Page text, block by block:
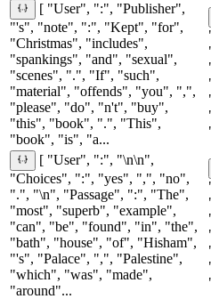
[ "User", ":", "Publisher",
"'s", "note", ":", "Kept", "for",
"Christmas", "includes",
"spankings", "and", "sexual",
"scenes", ".", "If", "such",
"material", "offends", "you", ",",
"please", "do", "n't", "buy",
"this", "book", ".", "This",
"book", "is", "a...
[ "User", ":", "\n\n",
"Choices", ":", "yes", ",", "no",
".", "\n", "Passage", ":", "The",
"most", "superb", "example",
"can", "be", "found", "in", "the",
"bath", "house", "of", "Hisham",
"'s", "Palace", ",", "Palestine",
"which", "was", "made",
"around"...